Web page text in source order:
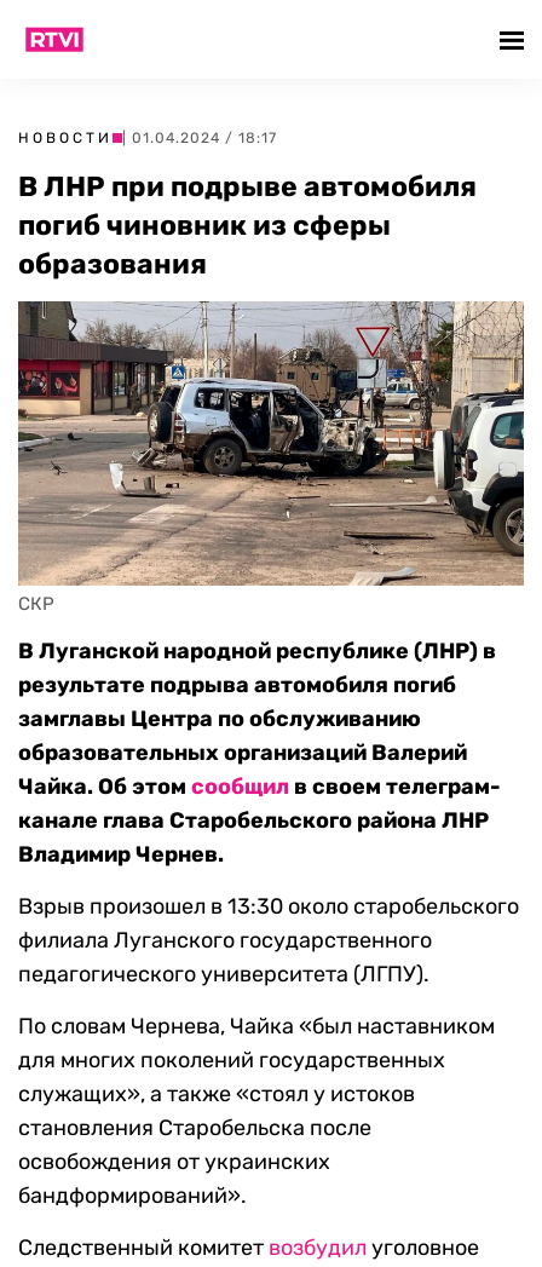
НОВОСТИ | 01.04.2024 / 18:17
В ЛНР при подрыве автомобиля
погиб чиновник из сферы
образования
СКР
В Луганской народной республике (ЛНР) в
результате подрыва автомобиля погиб
замглавы Центра по обслуживанию
образовательных организаций Валерий
Чайка. Об этом сообщил в своем телеграм-
канале глава Старобельского района ЛНР
Владимир Чернев.
Взрыв произошел в 13:30 около старобельского
филиала Луганского государственного
педагогического университета (ЛГПУ).
По словам Чернева, Чайка «был наставником
для многих поколений государственных
служащих», а также «стоял у истоков
становления Старобельска после
освобождения от украинских
бандформирований».
Следственный комитет возбудил уголовное